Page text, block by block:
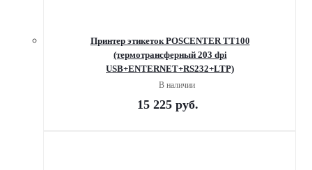
Принтер этикеток POSCENTER TT100
(термотрансферный 203 dpi
USB+ENTERNET+RS232+LTP)
В наличии
15 225руб.